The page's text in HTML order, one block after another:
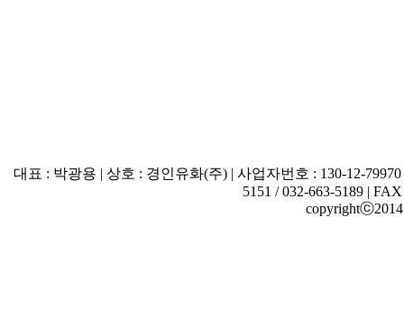
대표 : 박광용 | 상호 : 경인유화(주) | 사업자번호 : 130-12-
5151 / 032-663-5189 |
copyrightⓒ2014